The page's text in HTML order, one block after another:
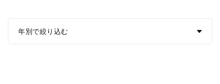
年別で絞り込む